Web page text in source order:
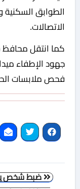
الطوابق السكنية
الاتصالات.
كما انتقل محافظ
جهود الإطفاء
فحص ملابسات
تصفّحضبط شخص